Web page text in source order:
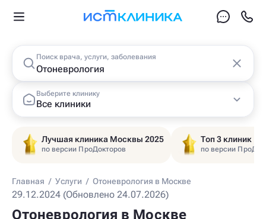
Поиск врача, услуги, заболевания
Выберите клинику
Все клиники
Лучшая клиника Москвы 2025
по версии ПроДокторов
Топ 3 клиник
по версии
Главная / Услуги / Отоневрология в Москве
29.12.2024 (Обновлено 24.07.2026)
Отоневрология в Москве